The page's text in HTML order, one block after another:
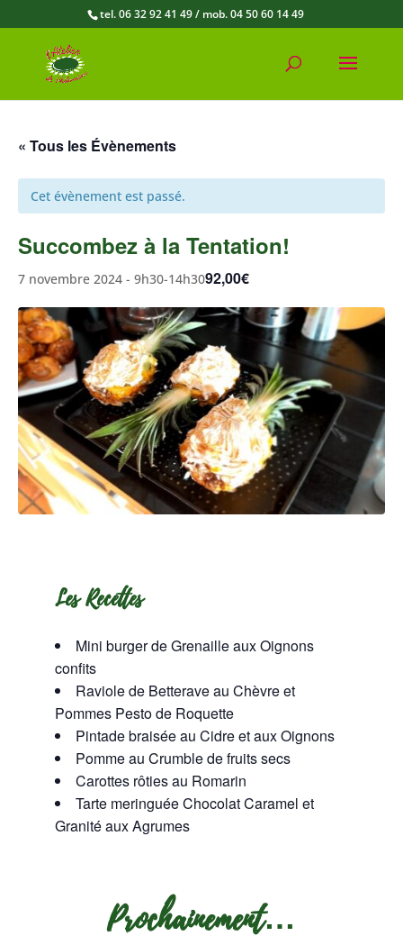
tel. 06 32 92 41 49 / mob. 04 50 60 14 49
« Tous les Évènements
Cet évènement est passé.
Succombez à la Tentation!
7 novembre 2024 - 9h30-14h3092,00€
Les Recettes
Mini burger de Grenaille aux Oignons
confits
Raviole de Betterave au Chèvre et
Pommes Pesto de Roquette
Pintade braisée au Cidre et aux Oignons
Pomme au Crumble de fruits secs
Carottes rôties au Romarin
Tarte meringuée Chocolat Caramel et
Granité aux Agrumes
Prochainement…